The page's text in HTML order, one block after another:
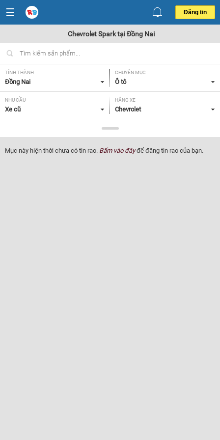
Đăng tin
Chevrolet Spark tại Đồng Nai
TỈNH THÀNH
Đồng Nai
CHUYÊN MỤC
Ô tô
NHU CẦU
Xe cũ
HÃNG XE
Chevrolet
Spark
NĂM SẢN XUẤT
Tất cả
GIÁ XE XUẤT XỨ
Mục này hiện thời chưa có tin rao. Bấm vào đâyđể đăng tin rao của bạn.